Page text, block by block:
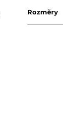
Rozměry